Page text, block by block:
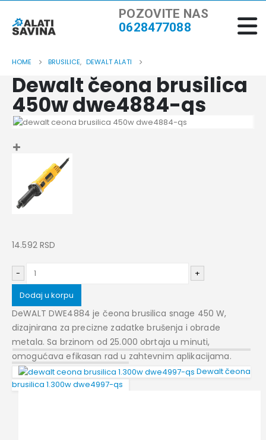
POZOVITE NAS
0628477088
HOME BRUSILICE, DEWALT ALATI
Dewalt čeona brusilica
450w dwe4884-qs
14.592 RSD
-
+
Dodaj u korpu
DeWALT DWE4884 je čeona brusilica snage 450 W,
dizajnirana za precizne zadatke brušenja i obrade
metala. Sa brzinom od 25.000 obrtaja u minuti,
omogućava efikasan rad u zahtevnim aplikacijama.
Dewalt čeona
brusilica 1.300w dwe4997-qs